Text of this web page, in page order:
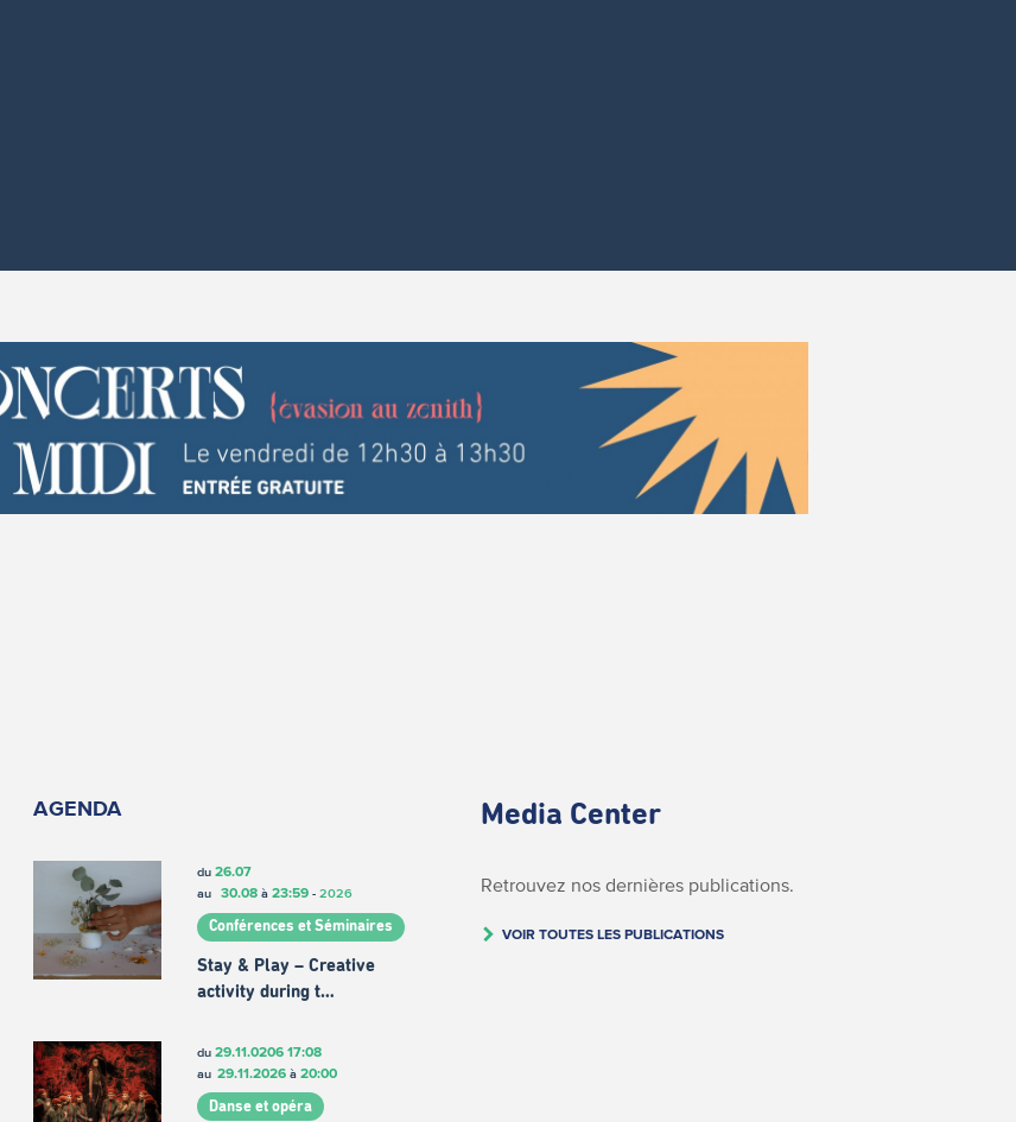
AGENDA
du 26.07
au 30.08à 23:59- 2026
Conférences et Séminaires
Stay & Play – Creative
activity during t…
du 29.11.0206 17:08
au 29.11.2026à 20:00
Danse et opéra
Media Center
Retrouvez nos dernières publications.
VOIR TOUTES LES PUBLICATIONS